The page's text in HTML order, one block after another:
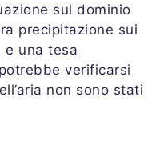
sul dominio
precipitazione sui
e una tesa
verificarsi
non sono stati